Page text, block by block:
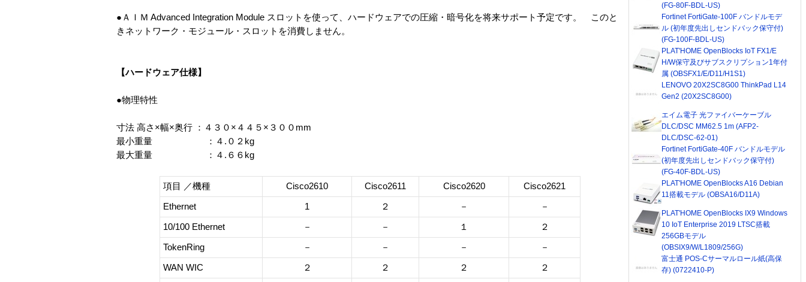
●ＡＩＭ Advanced Integration Module スロットを使って、ハードウェアでの圧縮・暗号化を将来サポート予定です。 このと
きネットワーク・モジュール・スロットを消費しません。
【ハードウェア仕様】
●物理特性
寸法 高さ×幅×奥行 ：４３０×４４５×３００mm
最小重量 ：４.０２kg
最大重量 ：４.６６kg
項目 ／機種 Cisco2610 Cisco2611 Cisco2620 Cisco2621
Ethernet 1 ２ － －
10/100 Ethernet － － １ ２
TokenRing － － － －
WAN WIC ２ ２ ２ ２
(FG-80F-BDL-US)
Fortinet FortiGate-100F バンドルモデ
ル (初年度先出しセンドバック保守付)
(FG-100F-BDL-US)
PLAT'HOME OpenBlocks IoT FX1/E
H/W保守及びサブスクリプション1年付
属 (OBSFX1/E/D11/H1S1)
LENOVO 20X2SC8G00 ThinkPad L14
Gen2 (20X2SC8G00)
エイム電子 光ファイバーケーブル
DLC/DSC MM62.5 1m (AFP2-
DLC/DSC-62-01)
Fortinet FortiGate-40F バンドルモデル
(初年度先出しセンドバック保守付)
(FG-40F-BDL-US)
PLAT'HOME OpenBlocks A16 Debian
11搭載モデル (OBSA16/D11A)
PLAT'HOME OpenBlocks IX9 Windows
10 IoT Enterprise 2019 LTSC搭載
256GBモデル
(OBSIX9/W/L1809/256G)
富士通 POS-Cサーマルロール紙(高保
存) (0722410-P)